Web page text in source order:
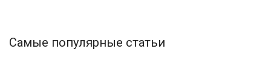
Самые популярные статьи